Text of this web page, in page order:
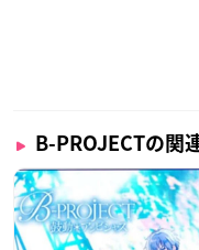
B-PROJECTの関